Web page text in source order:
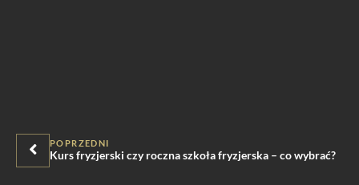
POPRZEDNI
Kurs fryzjerski czy roczna szkoła fryzjerska – co wybrać?